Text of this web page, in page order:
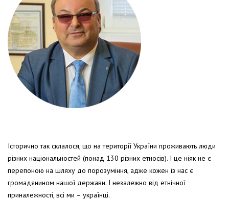
Історично так склалося, що на території України проживають люди
різних національностей (понад 130 різних етносів). І це ніяк не є
перепоною на шляху до порозуміння, адже кожен із нас є
громадянином нашої держави. І незалежно від етнічної
приналежності, всі ми – українці.